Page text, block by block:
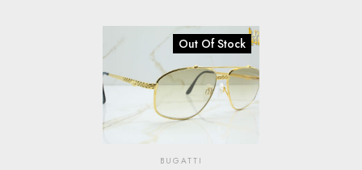
Out Of Stock
BUGATTI